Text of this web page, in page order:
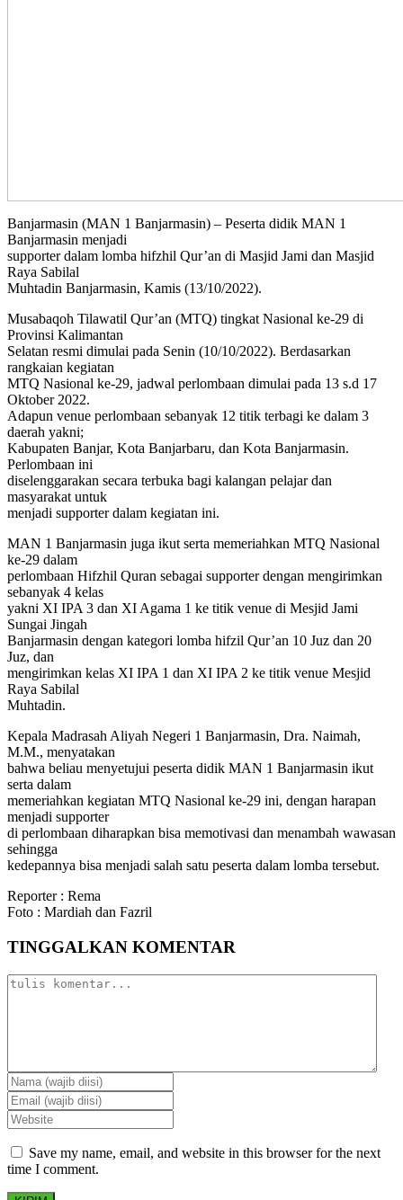
Banjarmasin (MAN 1 Banjarmasin) – Peserta didik MAN 1
Banjarmasin menjadi
supporter dalam lomba hifzhil Qur’an di Masjid Jami dan Masjid
Raya Sabilal
Muhtadin Banjarmasin, Kamis (13/10/2022).
Musabaqoh Tilawatil Qur’an (MTQ) tingkat Nasional ke-29 di
Provinsi Kalimantan
Selatan resmi dimulai pada Senin (10/10/2022). Berdasarkan
rangkaian kegiatan
MTQ Nasional ke-29, jadwal perlombaan dimulai pada 13 s.d 17
Oktober 2022.
Adapun venue perlombaan sebanyak 12 titik terbagi ke dalam 3
daerah yakni;
Kabupaten Banjar, Kota Banjarbaru, dan Kota Banjarmasin.
Perlombaan ini
diselenggarakan secara terbuka bagi kalangan pelajar dan
masyarakat untuk
menjadi supporter dalam kegiatan ini.
MAN 1 Banjarmasin juga ikut serta memeriahkan MTQ Nasional
ke-29 dalam
perlombaan Hifzhil Quran sebagai supporter dengan mengirimkan
sebanyak 4 kelas
yakni XI IPA 3 dan XI Agama 1 ke titik venue di Mesjid Jami
Sungai Jingah
Banjarmasin dengan kategori lomba hifzil Qur’an 10 Juz dan 20
Juz, dan
mengirimkan kelas XI IPA 1 dan XI IPA 2 ke titik venue Mesjid
Raya Sabilal
Muhtadin.
Kepala Madrasah Aliyah Negeri 1 Banjarmasin, Dra. Naimah,
M.M., menyatakan
bahwa beliau menyetujui peserta didik MAN 1 Banjarmasin ikut
serta dalam
memeriahkan kegiatan MTQ Nasional ke-29 ini, dengan harapan
menjadi supporter
di perlombaan diharapkan bisa memotivasi dan menambah wawasan
sehingga
kedepannya bisa menjadi salah satu peserta dalam lomba tersebut.
Reporter : Rema
Foto : Mardiah dan Fazril
TINGGALKAN KOMENTAR
Save my name, email, and website in this browser for the next
time I comment.